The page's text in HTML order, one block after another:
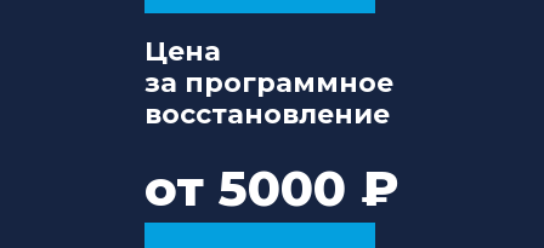
Цена
за программное
восстановление
от 5000